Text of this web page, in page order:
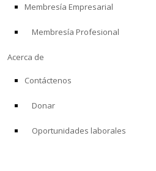
Membresía Empresarial
Membresía Profesional
Acerca de
Contáctenos
Donar
Oportunidades laborales